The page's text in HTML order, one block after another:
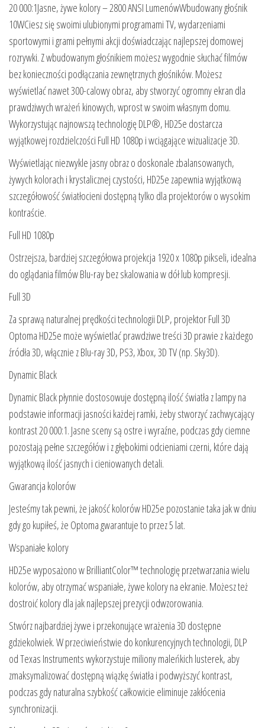
20 000:1Jasne, żywe kolory – 2800 ANSI LumenówWbudowany głośnik
10WCiesz się swoimi ulubionymi programami TV, wydarzeniami
sportowymi i grami pełnymi akcji doświadczając najlepszej domowej
rozrywki. Z wbudowanym głośnikiem możesz wygodnie słuchać filmów
bez konieczności podłączania zewnętrznych głośników. Możesz
wyświetlać nawet 300-calowy obraz, aby stworzyć ogromny ekran dla
prawdziwych wrażeń kinowych, wprost w swoim własnym domu.
Wykorzystując najnowszą technologię DLP®, HD25e dostarcza
wyjątkowej rozdzielczości Full HD 1080p i wciągające wizualizacje 3D.
Wyświetlając niezwykle jasny obraz o doskonale zbalansowanych,
żywych kolorach i krystalicznej czystości, HD25e zapewnia wyjątkową
szczegółowość światłocieni dostępną tylko dla projektorów o wysokim
kontraście.
Full HD 1080p
Ostrzejsza, bardziej szczegółowa projekcja 1920 x 1080p pikseli, idealna
do oglądania filmów Blu-ray bez skalowania w dół lub kompresji.
Full 3D
Za sprawą naturalnej prędkości technologii DLP, projektor Full 3D
Optoma HD25e może wyświetlać prawdziwe treści 3D prawie z każdego
źródła 3D, włącznie z Blu-ray 3D, PS3, Xbox, 3D TV (np. Sky3D).
Dynamic Black
Dynamic Black płynnie dostosowuje dostępną ilość światła z lampy na
podstawie informacji jasności każdej ramki, żeby stworzyć zachwycający
kontrast 20 000:1. Jasne sceny są ostre i wyraźne, podczas gdy ciemne
pozostają pełne szczegółów i z głębokimi odcieniami czerni, które dają
wyjątkową ilość jasnych i cieniowanych detali.
Gwarancja kolorów
Jesteśmy tak pewni, że jakość kolorów HD25e pozostanie taka jak w dniu
gdy go kupiłeś, że Optoma gwarantuje to przez 5 lat.
Wspaniałe kolory
HD25e wyposażono w BrilliantColor™ technologię przetwarzania wielu
kolorów, aby otrzymać wspaniałe, żywe kolory na ekranie. Możesz też
dostroić kolory dla jak najlepszej prezycji odwzorowania.
Stwórz najbardziej żywe i przekonujące wrażenia 3D dostępne
gdziekolwiek. W przeciwieństwie do konkurencyjnych technologii, DLP
od Texas Instruments wykorzystuje miliony maleńkich lusterek, aby
zmaksymalizować dostępną wiązkę światła i podwyższyć kontrast,
podczas gdy naturalna szybkość całkowicie eliminuje zakłócenia
synchronizacji.